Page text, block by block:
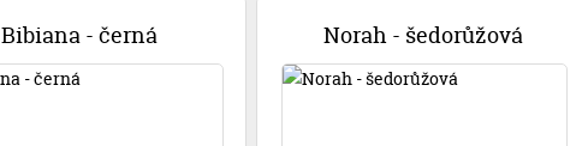
Bibiana - černá Norah - šedorůžová